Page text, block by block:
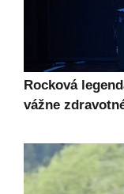
Rocková
vážne